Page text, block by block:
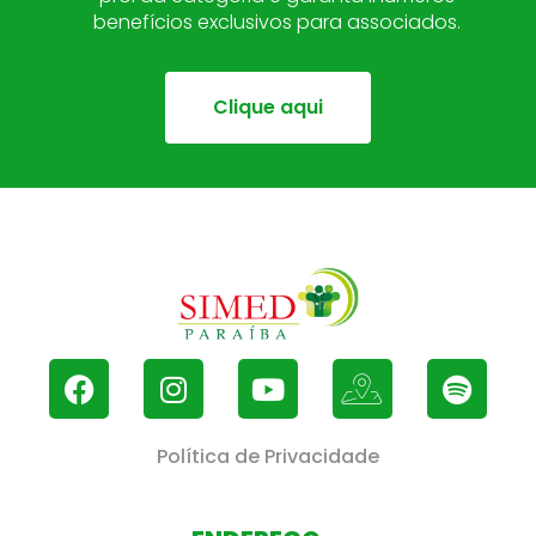
benefícios exclusivos para associados.
Clique aqui
Política de Privacidade